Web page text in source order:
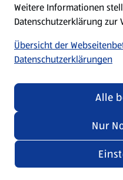
Weitere Informationen
Datenschutzerklärung zur
Übersicht der
Datenschutzerklärungen
Nur
Alle